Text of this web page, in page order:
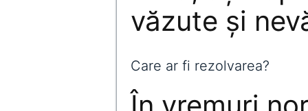
văzute și
Care ar fi rezolvarea?